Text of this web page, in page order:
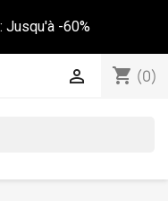
Jusqu'à -60%
shopping_cart (0)
